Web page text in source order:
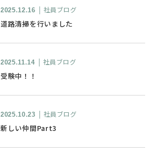
2025.12.16 社員ブログ
道路清掃を行いました
2025.11.14 社員ブログ
受験中！！
2025.10.23 社員ブログ
新しい仲間Part3